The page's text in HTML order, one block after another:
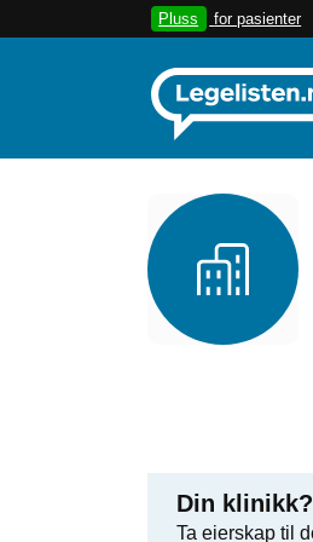
Pluss for pasienter
Din klinikk?
Ta eierskap til